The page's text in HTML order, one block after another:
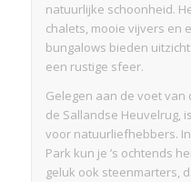
natuurlijke schoonheid.
chalets, mooie vijvers en
bungalows bieden
een rustige sfeer.
Gelegen aan de voet
de Sallandse Heuvelrug,
voor natuurliefhebbers.
Park kun je ’s ochtends
geluk ook steenmarters,